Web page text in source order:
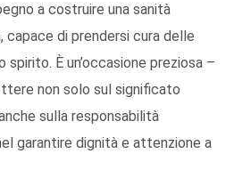
a costruire una sanità
capace di prendersi cura delle
È un’occasione preziosa –
non solo sul significato
sulla responsabilità
garantire dignità e attenzione a